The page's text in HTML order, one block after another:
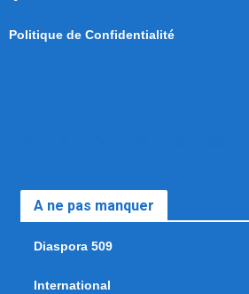
Politique de Confidentialité
A ne pas manquer
Diaspora 509
International